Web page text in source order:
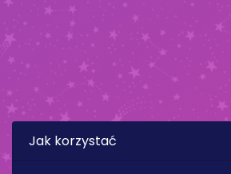
Jak korzystać